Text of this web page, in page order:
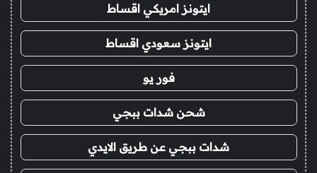
ايتونز امريكي اقساط
ايتونز سعودي اقساط
فور يو
شحن شدات ببجي
شدات ببجي عن طريق الايدي